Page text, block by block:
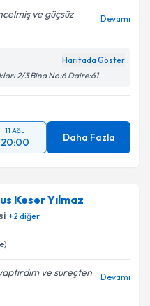
ilişkin
Aydınlatma
verilerimin belirtilen
Gönder
ve güçsüz
Devamı
Haritada Göster
2/3 Bina No:6 Daire:61
11 Ağu
20:00 Daha Fazla
Keser Yılmaz
+2 diğer
ve süreçten
Devamı